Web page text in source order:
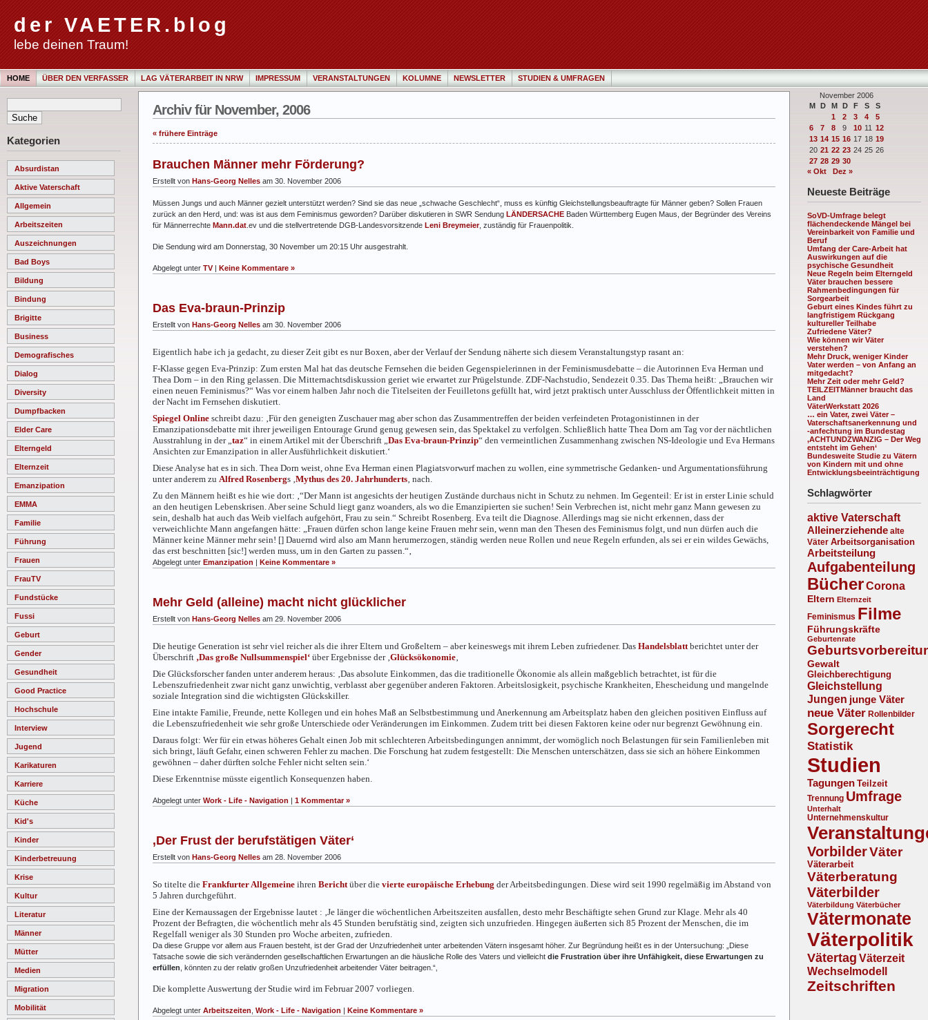
der VAETER.blog
lebe deinen Traum!
HOME ÜBER DEN VERFASSER LAG VÄTERARBEIT IN NRW IMPRESSUM VERANSTALTUNGEN KOLUMNE NEWSLETTER STUDIEN & UMFRAGEN
Kategorien
Absurdistan
Aktive Vaterschaft
Allgemein
Arbeitszeiten
Auszeichnungen
Bad Boys
Bildung
Bindung
Brigitte
Business
Demografisches
Dialog
Diversity
Dumpfbacken
Elder Care
Elterngeld
Elternzeit
Emanzipation
EMMA
Familie
Führung
Frauen
FrauTV
Fundstücke
Fussi
Geburt
Gender
Gesundheit
Good Practice
Hochschule
Interview
Jugend
Karikaturen
Karriere
Küche
Kid's
Kinder
Kinderbetreuung
Krise
Kultur
Literatur
Männer
Mütter
Medien
Migration
Mobilität
November 2006
M D M D F S
S
1
2 3 4
5
6
7 8 9 10 11 12
13 14 15 16 17 18 19
20 21 22 23 24 25 26
27 28 29 30
« Okt
Dez »
Neueste Beiträge
SoVD-Umfrage belegt
flächendeckende Mängel bei
Vereinbarkeit von Familie und
Beruf
Umfang der Care-Arbeit hat
Auswirkungen auf die
psychische Gesundheit
Neue Regeln beim Elterngeld
Väter brauchen bessere
Rahmenbedingungen für
Sorgearbeit
Geburt eines Kindes führt zu
langfristigem Rückgang
kultureller Teilhabe
Zufriedene Väter?
Wie können wir Väter
verstehen?
Mehr Druck, weniger Kinder
Vater werden – von Anfang an
mitgedacht?
Mehr Zeit oder mehr Geld?
TEILZEITMänner braucht das
Land
VäterWerkstatt 2026
… ein Vater, zwei Väter –
Vaterschaftsanerkennung und
-anfechtung im Bundestag
‚ACHTUNDZWANZIG – Der Weg
entsteht im Gehen‘
Bundesweite Studie zu Vätern
von Kindern mit und ohne
Entwicklungsbeeinträchtigung
Schlagwörter
aktive Vaterschaft
Alleinerziehende alte
Väter Arbeitsorganisation
Arbeitsteilung
Aufgabenteilung
BücherCorona
Eltern Elternzeit
Feminismus Filme
Führungskräfte
Geburtenrate
Gewalt
Gleichberechtigung
Gleichstellung
Jungen junge Väter
neue Väter Rollenbilder
Sorgerecht
Statistik
Studien
Tagungen Teilzeit
Trennung Umfrage
Unterhalt
Unternehmenskultur
VorbilderVäter
Väterarbeit
Väterberatung
Väterbilder
Väterbildung Väterbücher
Vätermonate
Väterpolitik
Vätertag Väterzeit
Wechselmodell
Zeitschriften
Archiv für November, 2006
« frühere Einträge
Brauchen Männer mehr Förderung?
Erstellt von Hans-Georg Nelles am 30. November 2006
Müssen Jungs und auch Männer gezielt unterstützt werden? Sind sie das neue „schwache Geschlecht“, muss es künftig Gleichstellungsbeauftragte für Männer geben? Sollen Frauen
zurück an den Herd, und: was ist aus dem Feminismus geworden? Darüber diskutieren in SWR Sendung LÄNDERSACHE Baden Württemberg Eugen Maus, der Begründer des Vereins
für Männerrechte Mann.dat .ev und die stellvertretende DGB-Landesvorsitzende Leni Breymeier, zuständig für Frauenpolitik.
Die Sendung wird am Donnerstag, 30 November um 20:15 Uhr ausgestrahlt.
Abgelegt unter TV| Keine Kommentare »
Das Eva-braun-Prinzip
Erstellt von Hans-Georg Nelles am 30. November 2006
Eigentlich habe ich ja gedacht, zu dieser Zeit gibt es nur Boxen, aber der Verlauf der Sendung näherte sich diesem Veranstaltungstyp rasant an:
F-Klasse gegen Eva-Prinzip: Zum ersten Mal hat das deutsche Fernsehen die beiden Gegenspielerinnen in der Feminismusdebatte – die Autorinnen Eva Herman und
Thea Dorn – in den Ring gelassen. Die Mitternachtsdiskussion geriet wie erwartet zur Prügelstunde. ZDF-Nachstudio, Sendezeit 0.35. Das Thema heißt: „Brauchen wir
einen neuen Feminismus?“ Was vor einem halben Jahr noch die Titelseiten der Feuilletons gefüllt hat, wird jetzt praktisch unter Ausschluss der Öffentlichkeit mitten in
der Nacht im Fernsehen diskutiert.
Spiegel Online schreibt dazu: ‚Für den geneigten Zuschauer mag aber schon das Zusammentreffen der beiden verfeindeten Protagonistinnen in der
Emanzipationsdebatte mit ihrer jeweiligen Entourage Grund genug gewesen sein, das Spektakel zu verfolgen. Schließlich hatte Thea Dorn am Tag vor der nächtlichen
Ausstrahlung in der „ taz“ in einem Artikel mit der Überschrift „ Das Eva-braun-Prinzip“ den vermeintlichen Zusammenhang zwischen NS-Ideologie und Eva Hermans
Ansichten zur Emanzipation in aller Ausführlichkeit diskutiert.‘
Diese Analyse hat es in sich. Thea Dorn weist, ohne Eva Herman einen Plagiatsvorwurf machen zu wollen, eine symmetrische Gedanken- und Argumentationsführung
unter anderem zu Alfred Rosenbergs ‚ Mythus des 20. Jahrhunderts ‚ nach.
Zu den Männern heißt es hie wie dort: ‚“Der Mann ist angesichts der heutigen Zustände durchaus nicht in Schutz zu nehmen. Im Gegenteil: Er ist in erster Linie schuld
an den heutigen Lebenskrisen. Aber seine Schuld liegt ganz woanders, als wo die Emanzipierten sie suchen! Sein Verbrechen ist, nicht mehr ganz Mann gewesen zu
sein, deshalb hat auch das Weib vielfach aufgehört, Frau zu sein.“ Schreibt Rosenberg. Eva teilt die Diagnose. Allerdings mag sie nicht erkennen, dass der
verweichlichte Mann angefangen hätte: „Frauen dürfen schon lange keine Frauen mehr sein, wenn man den Thesen des Feminismus folgt, und nun dürfen auch die
Männer keine Männer mehr sein! [] Dauernd wird also am Mann herumerzogen, ständig werden neue Rollen und neue Regeln erfunden, als sei er ein wildes Gewächs,
das erst beschnitten [sic!] werden muss, um in den Garten zu passen.“‚
Abgelegt unter Emanzipation | Keine Kommentare »
Mehr Geld (alleine) macht nicht glücklicher
Erstellt von Hans-Georg Nelles am 29. November 2006
Die heutige Generation ist sehr viel reicher als die ihrer Eltern und Großeltern – aber keineswegs mit ihrem Leben zufriedener. Das Handelsblatt berichtet unter der
Überschrift ‚Das große Nullsummenspiel‘ über Ergebnisse der ‚ Glücksökonomie
Die Glücksforscher fanden unter anderem heraus: ‚Das absolute Einkommen, das die traditionelle Ökonomie als allein maßgeblich betrachtet, ist für die
Lebenszufriedenheit zwar nicht ganz unwichtig, verblasst aber gegenüber anderen Faktoren. Arbeitslosigkeit, psychische Krankheiten, Ehescheidung und mangelnde
soziale Integration sind die wichtigsten Glückskiller.
Eine intakte Familie, Freunde, nette Kollegen und ein hohes Maß an Selbstbestimmung und Anerkennung am Arbeitsplatz haben den gleichen positiven Einfluss auf
die Lebenszufriedenheit wie sehr große Unterschiede oder Veränderungen im Einkommen. Zudem tritt bei diesen Faktoren keine oder nur begrenzt Gewöhnung ein.
Daraus folgt: Wer für ein etwas höheres Gehalt einen Job mit schlechteren Arbeitsbedingungen annimmt, der womöglich noch Belastungen für sein Familienleben mit
sich bringt, läuft Gefahr, einen schweren Fehler zu machen. Die Forschung hat zudem festgestellt: Die Menschen unterschätzen, dass sie sich an höhere Einkommen
gewöhnen – daher dürften solche Fehler nicht selten sein.‘
Diese Erkenntnise müsste eigentlich Konsequenzen haben.
Abgelegt unter Work - Life - Navigation | 1 Kommentar »
‚Der Frust der berufstätigen Väter‘
Erstellt von Hans-Georg Nelles am 28. November 2006
So titelte die Frankfurter Allgemeine ihren Bericht über die vierte europäische Erhebung der Arbeitsbedingungen. Diese wird seit 1990 regelmäßig im Abstand von
5 Jahren durchgeführt.
Eine der Kernaussagen der Ergebnisse lautet : ‚Je länger die wöchentlichen Arbeitszeiten ausfallen, desto mehr Beschäftigte sehen Grund zur Klage. Mehr als 40
Prozent der Befragten, die wöchentlich mehr als 45 Stunden berufstätig sind, zeigten sich unzufrieden. Hingegen äußerten sich 85 Prozent der Menschen, die im
Regelfall weniger als 30 Stunden pro Woche arbeiten, zufrieden.
Da diese Gruppe vor allem aus Frauen besteht, ist der Grad der Unzufriedenheit unter arbeitenden Vätern insgesamt höher. Zur Begründung heißt es in der Untersuchung: „Diese
Tatsache sowie die sich verändernden gesellschaftlichen Erwartungen an die häusliche Rolle des Vaters und vielleicht die Frustration über ihre Unfähigkeit, diese Erwartungen zu
erfüllen , könnten zu der relativ großen Unzufriedenheit arbeitender Väter beitragen.“‚
Die komplette Auswertung der Studie wird im Februar 2007 vorliegen.
Abgelegt unter Arbeitszeiten Work - Life - Navigation | Keine Kommentare »